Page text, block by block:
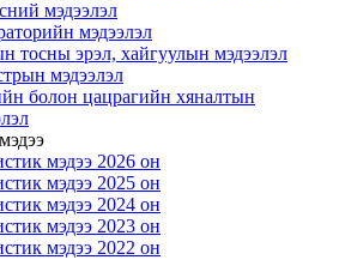
мэдээлэл
мэдээлэл
тосны эрэл, хайгуулын мэдээлэл
мэдээлэл
болон цацрагийн хяналтын
мэдээ 2026 он
мэдээ 2025 он
мэдээ 2024 он
мэдээ 2023 он
мэдээ 2022 он